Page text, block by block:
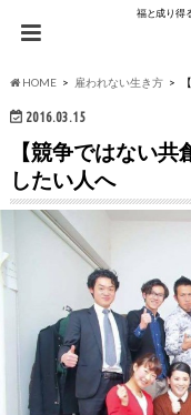
福と成り得
HOME 雇われない生き方
2016.03.15
【競争ではない
したい人へ